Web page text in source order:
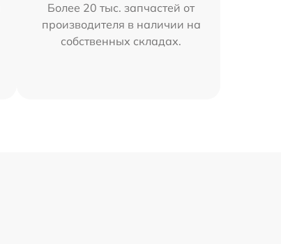
Более 20 тыс. запчастей от
производителя в наличии на
собственных складах.